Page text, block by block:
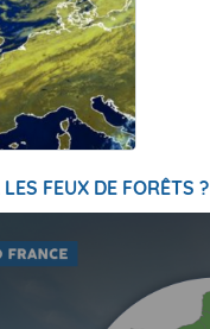
FEUX DE FORÊTS ?